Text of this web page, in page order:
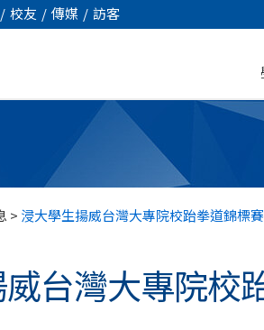
/ 校友 / 傳媒 / 訪客
> 浸大學生揚威台灣大專院校跆拳道錦標賽
台灣大專院校